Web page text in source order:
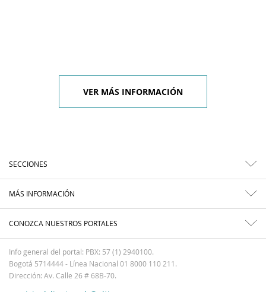
VER MÁS INFORMACIÓN
SECCIONES
MÁS INFORMACIÓN
CONOZCA NUESTROS PORTALES
Info general del portal: PBX: 57 (1) 2940100.
Bogotá 5714444 - Línea Nacional 01 8000 110 211.
Dirección: Av. Calle 26 # 68B-70.